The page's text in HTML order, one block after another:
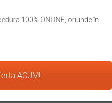
100% ONLINE, oriunde în
ACUM!